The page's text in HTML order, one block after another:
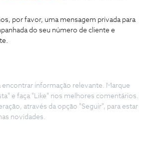
por favor, uma mensagem privada para
do seu número de cliente e
encontrar informação relevante. Marque
e faça "Like" nos melhores comentários.
através da opção "Seguir", para estar
novidades.